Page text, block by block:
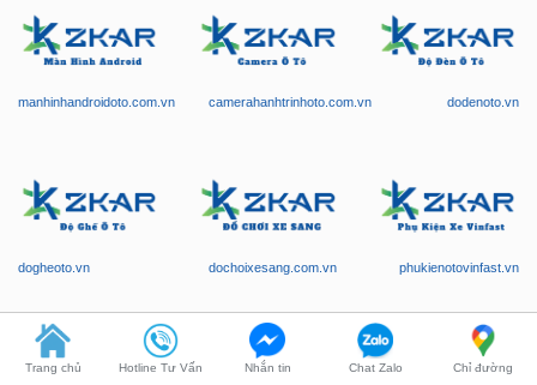
manhinhandroidoto.com.vn camerahanhtrinhoto.com.vn dodenoto.vn
dogheoto.vn dochoixesang.com.vn phukienotovinfast.vn
Trang chủ Hotline Tư Vấn Nhắn tin Chat Zalo Chỉ đường